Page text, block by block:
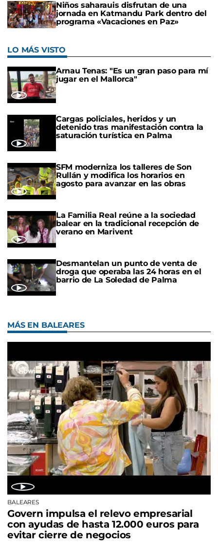
Niños saharauis disfrutan de una
jornada en Katmandu Park dentro del
programa «Vacaciones en Paz»
LO MÁS VISTO
Arnau Tenas: "Es un gran paso para mí
jugar en el Mallorca"
Cargas policiales, heridos y un
detenido tras manifestación contra la
saturación turística en Palma
SFM moderniza los talleres de Son
Rullán y modifica los horarios en
agosto para avanzar en las obras
La Familia Real reúne a la sociedad
balear en la tradicional recepción de
verano en Marivent
Desmantelan un punto de venta de
droga que operaba las 24 horas en el
barrio de La Soledad de Palma
MÁS EN BALEARES
BALEARES
Govern impulsa el relevo empresarial
con ayudas de hasta 12.000 euros para
evitar cierre de negocios